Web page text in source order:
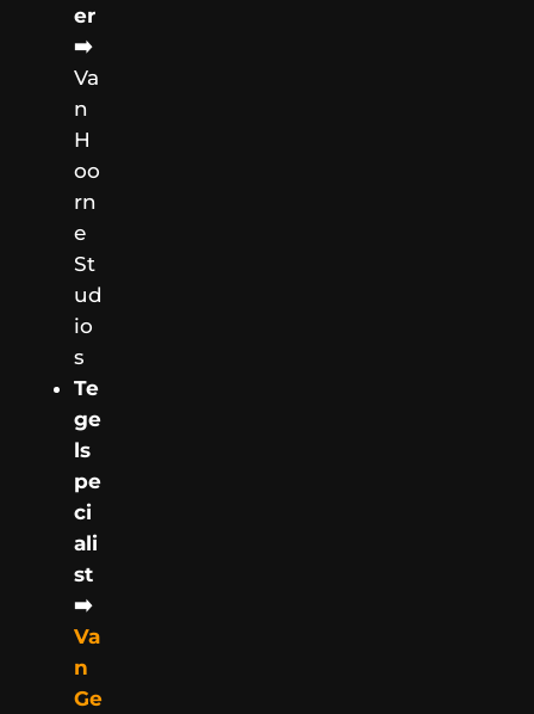
er
➡️
Va
n
H
oo
rn
e
St
ud
io
s
Te
ge
ls
pe
ci
ali
st
➡️
Va
n
Ge